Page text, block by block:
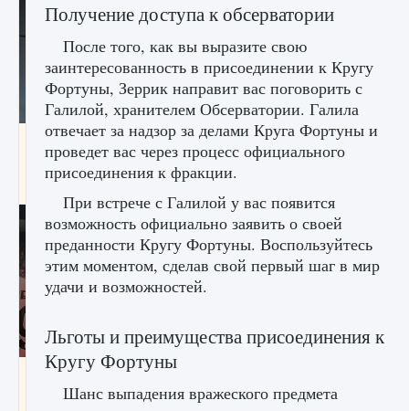
Все новые функции в режиме карьеры EA
FC 25
9 августа 2024 2 096
Входят ли «Милан» и «Интер» в EA FC 25
9 августа 2024 2 064 0 1
Получение доступа к обсерватории
После того, как вы выразите свою
заинтересованность в присоединении к Кругу
Фортуны, Зеррик направит вас поговорить с
Галилой, хранителем Обсерватории. Галила
отвечает за надзор за делами Круга Фортуны и
проведет вас через процесс официального
присоединения к фракции.
При встрече с Галилой у вас появится
возможность официально заявить о своей
преданности Кругу Фортуны. Воспользуйтесь
этим моментом, сделав свой первый шаг в мир
удачи и возможностей.
Льготы и преимущества присоединения к
Кругу Фортуны
Шанс выпадения вражеского предмета